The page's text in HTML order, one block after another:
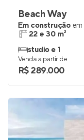
Beach Way
Em construção em
22 e 30 m²
studio e 1
Venda a partir de
R$ 289.000